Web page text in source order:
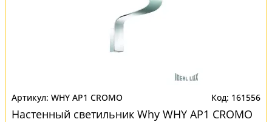
WHY AP1 CROMO 161556
Настенный светильник Why WHY AP1 CROMO